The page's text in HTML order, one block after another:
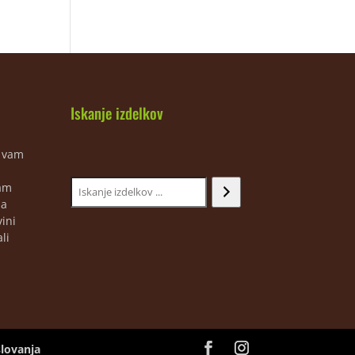
Iskanje izdelkov